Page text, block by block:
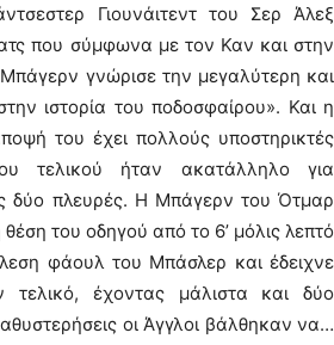
Γιουνάιτεντ του Σερ Άλεξ
που σύμφωνα με τον Καν και στην
ιστορία του ποδοσφαίρου». Και η
του έχει πολλούς υποστηρικτές
τελικού ήταν ακατάλληλο για
δύο πλευρές. Η Μπάγερν του Ότμαρ
θέση του οδηγού από το 6’ μόλις λεπτό
φάουλ του Μπάσλερ και έδειχνε
έχοντας μάλιστα και δύο
οι Άγγλοι βάλθηκαν να…